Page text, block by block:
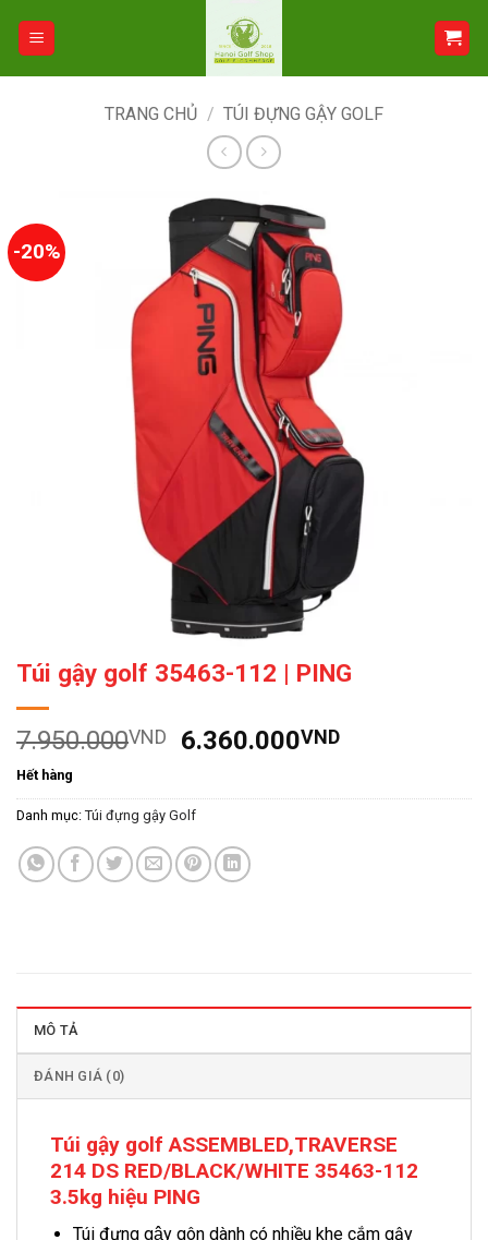
TRANG CHỦ / TÚI ĐỰNG GẬY GOLF
-20%
Túi gậy golf 35463-112 | PING
7.950.000VND
Giá
là:
7.950.000VND.
6.360.000VNDGiá
tại
Hết hàng
Danh mục: Túi đựng gậy Golf
MÔ TẢ
ĐÁNH GIÁ (0)
Túi gậy golf ASSEMBLED,TRAVERSE
214 DS RED/BLACK/WHITE 35463-112
3.5kg hiệu PING
Túi đựng gậy gôn dành có nhiều khe cắm gậy